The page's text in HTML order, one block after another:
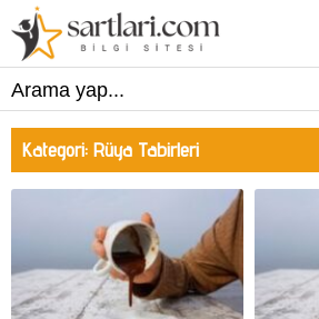
Kategori: Rüya Tabirleri